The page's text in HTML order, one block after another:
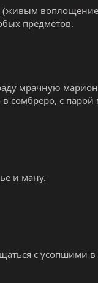
(живым
предметов.
мрачную
сомбреро, с парой
и ману.
с усопшими